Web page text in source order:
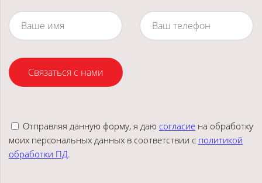
Связаться с нами
Отправляя данную форму, я даю согласие на обработку
моих персональных данных в соответствии с политикой
обработки ПД.